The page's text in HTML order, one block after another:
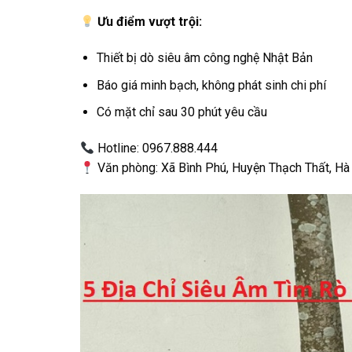
Ưu điểm vượt trội:
Thiết bị dò siêu âm công nghệ Nhật Bản
Báo giá minh bạch, không phát sinh chi phí
Có mặt chỉ sau 30 phút yêu cầu
Hotline: 0967.888.444
Văn phòng: Xã Bình Phú, Huyện Thạch Thất,